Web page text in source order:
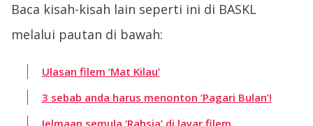
Baca kisah-kisah lain seperti ini di BASKL
melalui pautan di bawah: